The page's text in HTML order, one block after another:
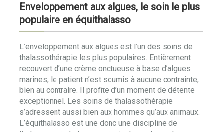
Enveloppement aux algues, le soin le plus
populaire en équithalasso
L’enveloppement aux algues est l’un des soins de
thalassothérapie les plus populaires. Entièrement
recouvert d’une crème onctueuse à base d’algues
marines, le patient n’est soumis à aucune contrainte,
bien au contraire. Il profite d’un moment de détente
exceptionnel. Les soins de thalassothérapie
s’adressent aussi bien aux hommes qu’aux animaux.
L’équithalasso est une donc une discipline de